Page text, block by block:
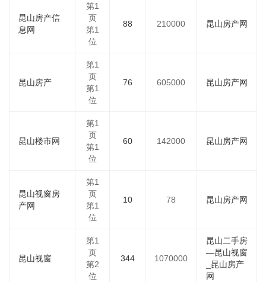
昆山房产信
息网
第1
页
第1
位
88 210000 昆山房产网
昆山房产
第1
页
第1
位
76 605000 昆山房产网
昆山楼市网
第1
页
第1
位
60 142000 昆山房产网
昆山视窗房
产网
第1
页
第1
位
10 78 昆山房产网
昆山视窗
第1
页
第2
位
344 1070000
昆山二手房
—昆山视窗
_昆山房产
网